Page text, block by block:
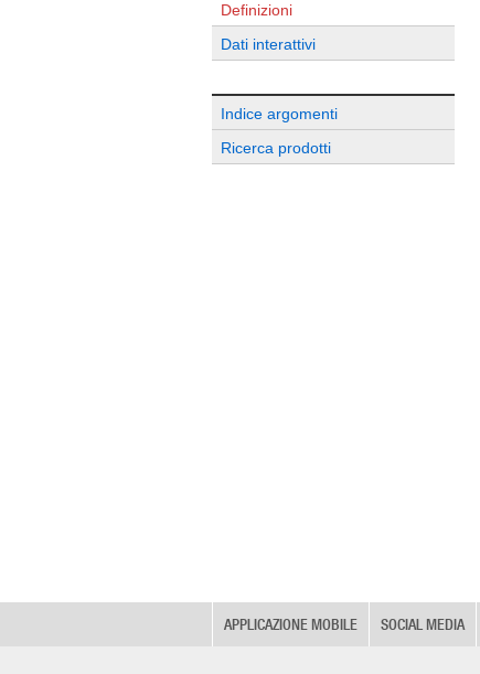
Definizioni
Dati interattivi
Indice argomenti
Ricerca prodotti
APPLICAZIONE MOBILE SOCIAL MEDIA